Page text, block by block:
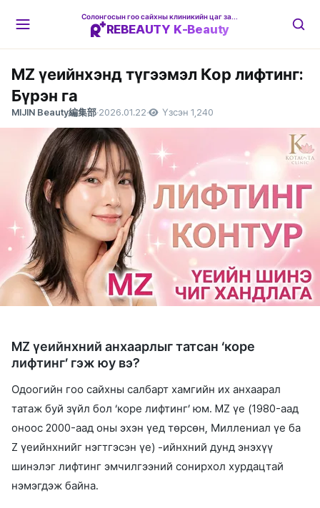
REBEAUTY K-Beauty
MZ үеийнхэнд түгээмэл Кор лифтинг:
Бүрэн га
MIJIN Beauty編集部·2026.01.22· Үзсэн 1,240
MZ үеийнхний анхаарлыг татсан ‘коре
лифтинг’ гэж юу вэ?
Одоогийн гоо сайхны салбарт хамгийн их анхаарал
татаж буй зүйл бол ‘коре лифтинг’ юм. MZ үе (1980-аад
оноос 2000-аад оны эхэн үед төрсөн, Миллениал үе ба
Z үеийнхнийг нэгтгэсэн үе) -ийнхний дунд энэхүү
шинэлэг лифтинг эмчилгээний сонирхол хурдацтай
нэмэгдэж байна.